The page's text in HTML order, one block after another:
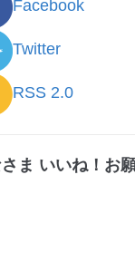
Facebook
Twitter
RSS 2.0
ま いいね！お